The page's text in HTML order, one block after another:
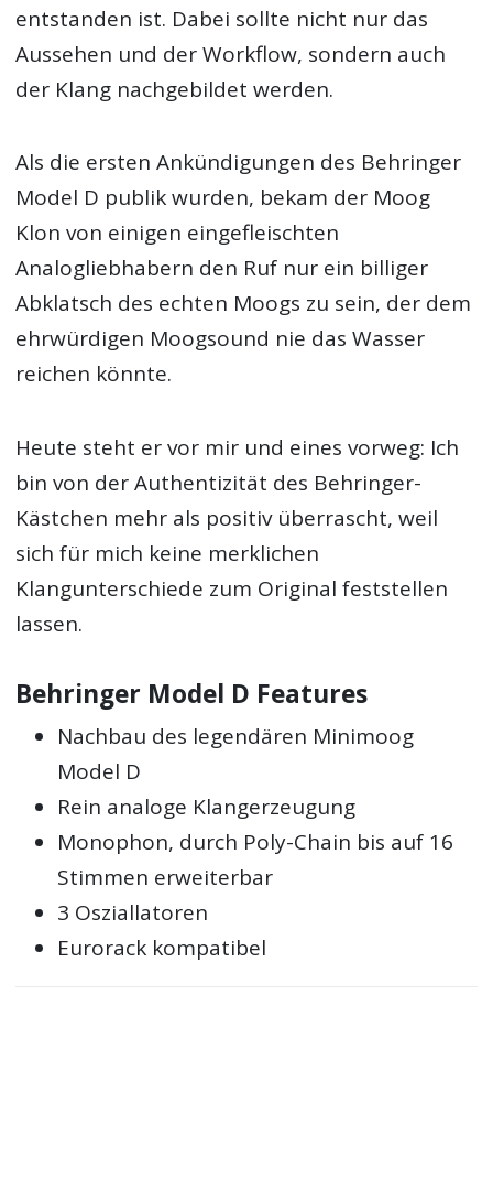
entstanden ist. Dabei sollte nicht nur das
Aussehen und der Workflow, sondern auch
der Klang nachgebildet werden.
Als die ersten Ankündigungen des Behringer
Model D publik wurden, bekam der Moog
Klon von einigen eingefleischten
Analogliebhabern den Ruf nur ein billiger
Abklatsch des echten Moogs zu sein, der dem
ehrwürdigen Moogsound nie das Wasser
reichen könnte.
Heute steht er vor mir und eines vorweg: Ich
bin von der Authentizität des Behringer-
Kästchen mehr als positiv überrascht, weil
sich für mich keine merklichen
Klangunterschiede zum Original feststellen
lassen.
Behringer Model D Features
Nachbau des legendären Minimoog
Model D
Rein analoge Klangerzeugung
Monophon, durch Poly-Chain bis auf 16
Stimmen erweiterbar
3 Osziallatoren
Eurorack kompatibel